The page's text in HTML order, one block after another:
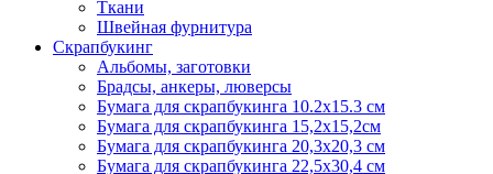
Ткани
Швейная фурнитура
Скрапбукинг
Альбомы, заготовки
Брадсы, анкеры, люверсы
Бумага для скрапбукинга 10.2х15.3 см
Бумага для скрапбукинга 15,2х15,2см
Бумага для скрапбукинга 20,3х20,3 см
Бумага для скрапбукинга 22,5х30,4 см